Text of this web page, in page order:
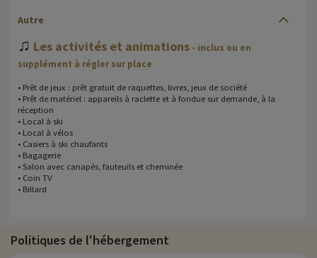
Autre
♫ Les activités et animations - inclus ou en
supplément à régler sur place
• Prêt de jeux : prêt gratuit de raquettes, livres, jeux de société
• Prêt de matériel : appareils à raclette et à fondue sur demande, à la
réception
• Local à ski
• Local à vélos
• Casiers à ski chaufants
• Bagagerie
• Salon avec canapés, fauteuils et cheminée
• Coin TV
• Billard
Politiques de l'hébergement